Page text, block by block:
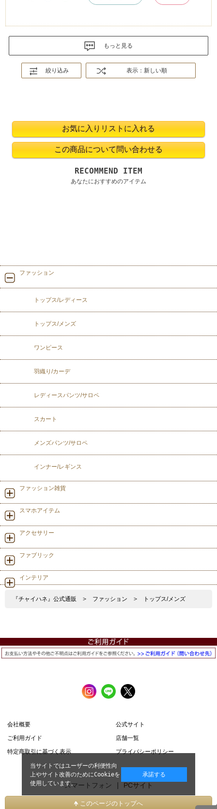
もっと見る
絞り込み 表示：新しい順
RECOMMEND ITEM
あなたにおすすめのアイテム
ファッション
トップス/レディース
トップス/メンズ
ワンピース
羽織り/カーデ
レディースパンツ/サロペ
スカート
メンズパンツ/サロペ
インナー/レギンス
ファッション雑貨
スマホアイテム
アクセサリー
ファブリック
インテリア
『チャイハネ』公式通販 > ファッション > トップス/メンズ
会社概要
公式サイト
ご利用ガイド
店舗一覧
特定商取引に基づく表示
プライバシーポリシー
スマートフォン | PCサイト
このページのトップへ
当サイトではユーザーの利便性向
上やサイト改善のためにCookieを
使用しています。
承諾する